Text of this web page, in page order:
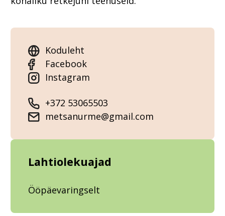
Koduleht
Facebook
Instagram
+372 53065503
metsanurme@gmail.com
Lahtiolekuajad
Ööpäevaringselt